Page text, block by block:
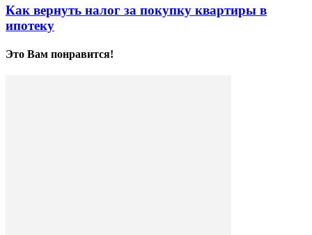
Как вернуть налог за покупку квартиры в
ипотеку
Это Вам понравится!